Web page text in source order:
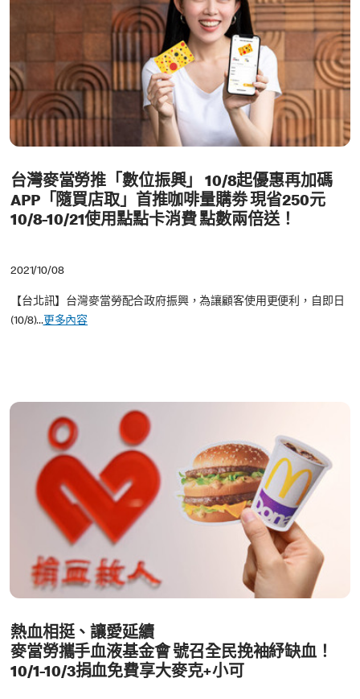
台灣麥當勞推「數位振興」 10/8起優惠再加碼
APP「隨買店取」首推咖啡量購劵 現省250元
10/8-10/21使用點點卡消費 點數兩倍送！
2021/10/08
【台北訊】台灣麥當勞配合政府振興，為讓顧客使用更便利，自即日
(10/8)...更多內容
熱血相挺、讓愛延續
麥當勞攜手血液基金會 號召全民挽袖紓缺血！
10/1-10/3捐血免費享大麥克+小可